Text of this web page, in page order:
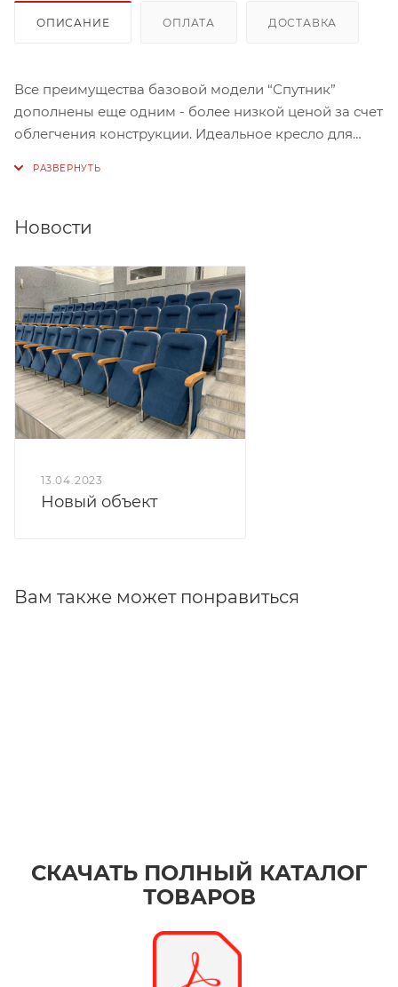
ОПИСАНИЕ ОПЛАТА ДОСТАВКА
Все преимущества базовой модели “Спутник”
дополнены еще одним - более низкой ценой за счет
облегчения конструкции. Идеальное кресло для
Мобильная секция цельносварная, без крепления к
сиденье откидное. Возможна комплектация в 2-х, 3-
х, 4-х, 5-ти местные секции.
Новости
13.04.2023
Новый объект
Вам также может понравиться
СКАЧАТЬ ПОЛНЫЙ КАТАЛОГ
ТОВАРОВ